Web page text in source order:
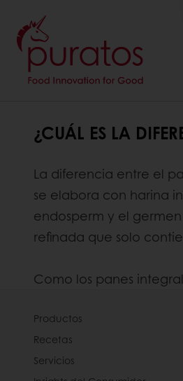
¿CUÁL ES LA
La diferencia entre el
se elabora con harina
endosperm y el
refinada que solo
Como los panes
Productos
Recetas
Servicios